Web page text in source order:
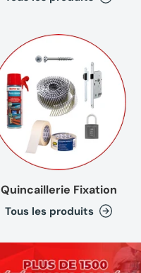
Quincaillerie Fixation
Tous les produits